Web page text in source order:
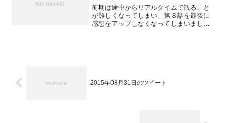
前期は途中からリアルタイムで観ること
が難しくなってしまい、第８話を最後に
感想をアップしなくなってしまいました
2015年08月31日のツイート